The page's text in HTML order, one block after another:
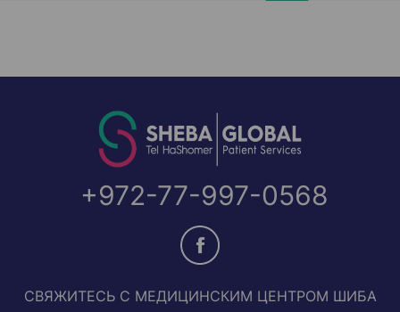
+972-77-997-0568
СВЯЖИТЕСЬ С МЕДИЦИНСКИМ ЦЕНТРОМ ШИБА